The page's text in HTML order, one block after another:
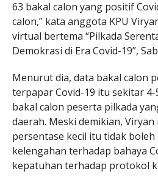
63 bakal calon yang positif
calon,” kata anggota KPU
virtual bertema “Pilkada
Demokrasi di Era Covid-19”,
Menurut dia, data bakal calon
terpapar Covid-19 itu sekitar
bakal calon peserta pilkada
daerah. Meski demikian,
persentase kecil itu tidak boleh
kelengahan terhadap bahaya
kepatuhan terhadap protokol